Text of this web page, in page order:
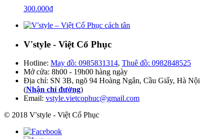
300.000₫
V'style - Việt Cổ Phục
Hotline: May đồ: 0985831314, Thuê đồ: 0982848525
Mở cửa: 8h00 - 19h00 hàng ngày
Địa chỉ: SN 3B, ngõ 94 Hoàng Ngân, Cầu Giấy, Hà Nội
(Nhận chỉ đường)
Email: vstyle.vietcophuc@gmail.com
© 2018 V'style - Việt Cổ Phục